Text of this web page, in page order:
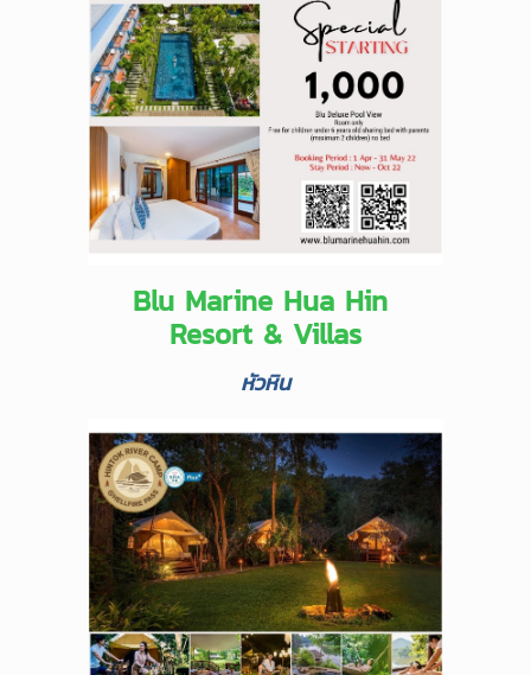
Blu Marine Hua Hin
Resort & Villas
หัวหิน